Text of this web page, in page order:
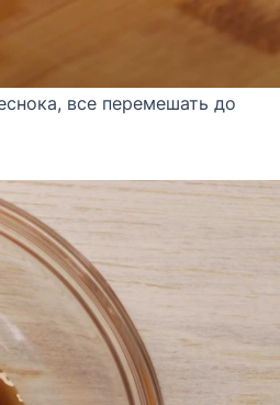
все перемешать до